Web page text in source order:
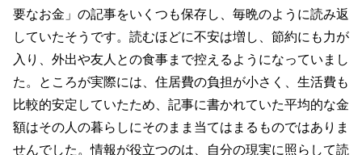
要なお金」の記事をいくつも保存し、毎晩のように読み返
していたそうです。読むほどに不安は増し、節約にも力が
入り、外出や友人との食事まで控えるようになっていまし
た。ところが実際には、住居費の負担が小さく、生活費も
比較的安定していたため、記事に書かれていた平均的な金
額はその人の暮らしにそのまま当てはまるものではありま
せんでした。情報が役立つのは、自分の現実に照らして読